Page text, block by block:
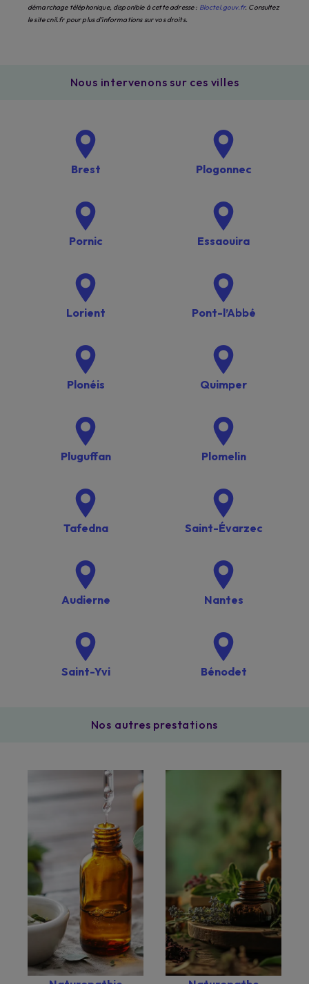
démarchage téléphonique, disponible à cette adresse : Bloctel.gouv.fr. Consultez
le site cnil.fr pour plus d’informations sur vos droits.
Nous intervenons sur ces villes
Brest Plogonnec
Pornic Essaouira
Lorient Pont-l’Abbé
Plonéis Quimper
Pluguffan Plomelin
Tafedna Saint-Évarzec
Audierne Nantes
Saint-Yvi Bénodet
Nos autres prestations